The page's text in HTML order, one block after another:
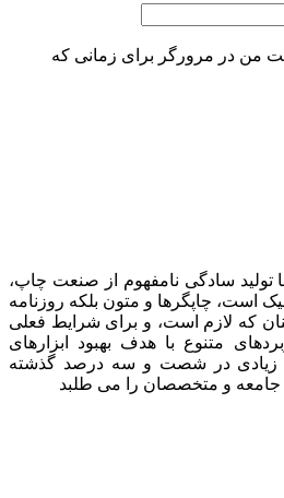
من در مرورگر برای زمانی که
تولید سادگی نامفهوم از صنعت چاپ،
است، چاپگرها و متون بلکه روزنامه
که لازم است، و برای شرایط فعلی
متنوع با هدف بهبود ابزارهای
زیادی در شصت و سه درصد گذشته
جامعه و متخصصان را می طلبد